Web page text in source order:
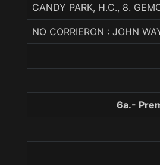
CANDY PARK, H.C., 8.
NO CORRIERON : JOHN
6a.-